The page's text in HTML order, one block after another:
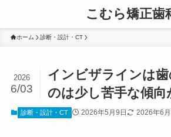
こむら矯正歯
ホーム 診断・設計・CT
インビザラインは
のは少し苦手な傾
2026
6/03
診断・設計・CT 2026年5月9日 2026年6月